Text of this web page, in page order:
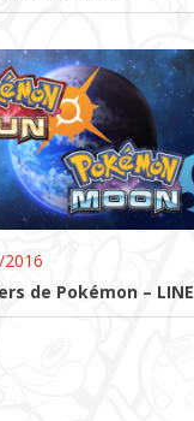
de Pokémon – LINE